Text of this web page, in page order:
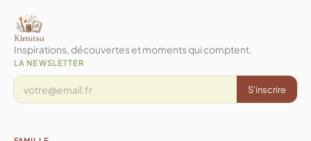
Inspirations, découvertes et moments qui comptent.
LA NEWSLETTER
S'inscrire